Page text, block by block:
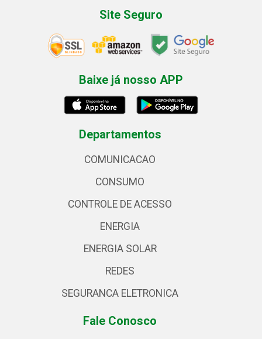
Site Seguro
Baixe já nosso APP
Departamentos
COMUNICACAO
CONSUMO
CONTROLE DE ACESSO
ENERGIA
ENERGIA SOLAR
REDES
SEGURANCA ELETRONICA
Fale Conosco